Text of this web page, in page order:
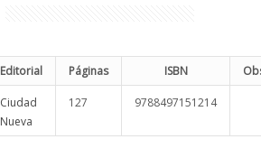
Editorial Páginas ISBN
Ciudad
Nueva
127 9788497151214